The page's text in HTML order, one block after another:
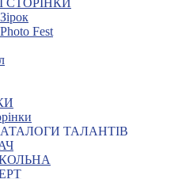
СТОРІНКИ
Fest
ТАЛАНТІВ